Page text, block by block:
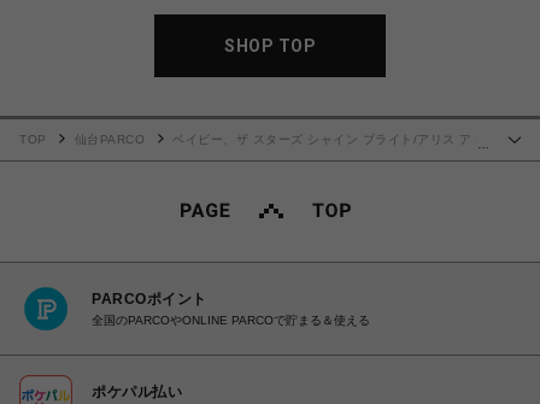
SHOP TOP
…
TOP 仙台PARCO
ベイビー、ザ スターズ シャイン ブライト/アリス アン
PARCOポイント
全国のPARCOやONLINE PARCOで貯まる＆使える
ポケパル払い